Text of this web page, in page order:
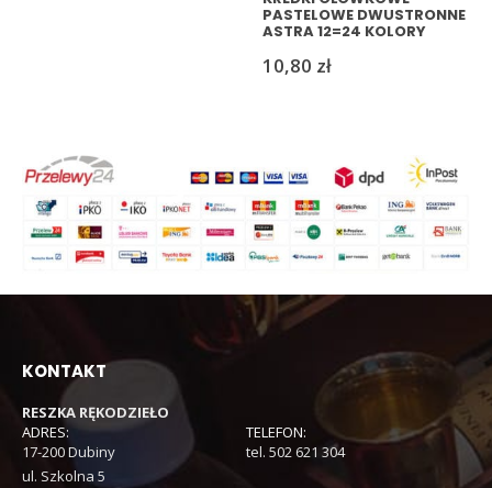
PASTELOWE DWUSTRONNE
ASTRA 12=24 KOLORY
10,80 zł
KONTAKT
RESZKA RĘKODZIEŁO
ADRES:
17-200 Dubiny
ul. Szkolna 5
TELEFON:
tel. 502 621 304